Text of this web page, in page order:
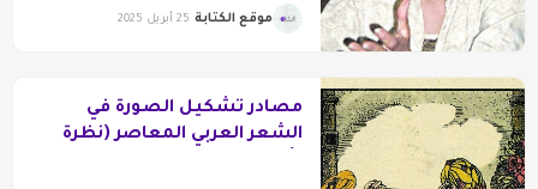
موقع الكتابة 25 أبريل 2025
مصادر تشكيل الصورة في
الشعر العربي المعاصر (نظرة